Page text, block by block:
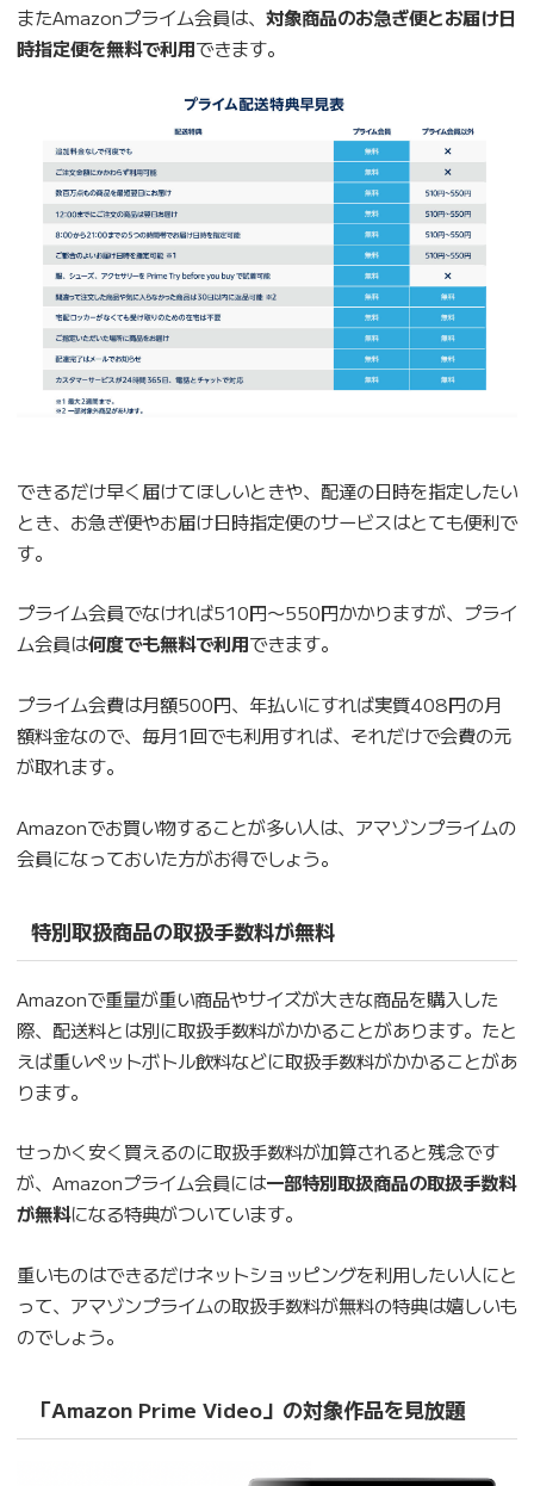
またAmazonプライム会員は、 対象商品のお急ぎ便とお届け日
時指定便を無料で利用できます。
できるだけ早く届けてほしいときや、配達の日時を指定したい
とき、お急ぎ便やお届け日時指定便のサービスはとても便利で
す。
プライム会員でなければ510円〜550円かかりますが、プライ
ム会員は何度でも無料で利用できます。
プライム会費は月額500円、年払いにすれば実質408円の月
額料金なので、毎月1回でも利用すれば、それだけで会費の元
が取れます。
Amazonでお買い物することが多い人は、アマゾンプライムの
会員になっておいた方がお得でしょう。
特別取扱商品の取扱手数料が無料
Amazonで重量が重い商品やサイズが大きな商品を購入した
際、配送料とは別に取扱手数料がかかることがあります。たと
えば重いペットボトル飲料などに取扱手数料がかかることがあ
ります。
せっかく安く買えるのに取扱手数料が加算されると残念です
が、Amazonプライム会員には一部特別取扱商品の取扱手数料
が無料になる特典がついています。
重いものはできるだけネットショッピングを利用したい人にと
って、アマゾンプライムの取扱手数料が無料の特典は嬉しいも
のでしょう。
「Amazon Prime Video」の対象作品を見放題